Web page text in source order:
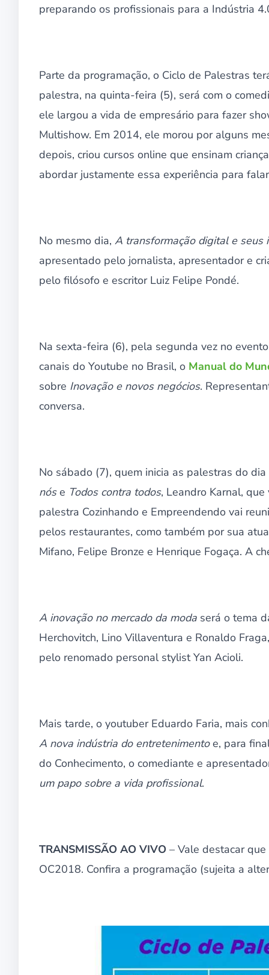
preparando os profissionais para a Indústria
Parte da programação, o Ciclo de Palestras
palestra, na quinta-feira (5), será com o
ele largou a vida de empresário para fazer
Multishow. Em 2014, ele morou por alguns
depois, criou cursos online que ensinam
abordar justamente essa experiência para
No mesmo dia, A transformação digital e seus
apresentado pelo jornalista, apresentador e
pelo filósofo e escritor Luiz Felipe Pondé.
Na sexta-feira (6), pela segunda vez no
canais do Youtube no Brasil, o Manual do
sobre Inovação e novos negócios.
conversa.
No sábado (7), quem inicia as palestras do
nóse Todos contra todos, Leandro Karnal,
palestra Cozinhando e Empreendendo vai
pelos restaurantes, como também por sua
Mifano, Felipe Bronze e Henrique Fogaça. A
A inovação no mercado da moda será o tema
Herchovitch, Lino Villaventura e Ronaldo
pelo renomado personal stylist Yan Acioli.
Mais tarde, o youtuber Eduardo Faria, mais
A nova indústria do entretenimentoe, para
do Conhecimento, o comediante e
um papo sobre a vida profissional.
TRANSMISSÃO AO VIVO – Vale destacar
OC2018. Confira a programação (sujeita a